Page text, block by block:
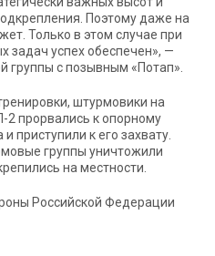
Поэтому даже на
Только в этом случае при
задач успех обеспечен», —
группы с позывным «Потап».
штурмовики на
прорвались к опорному
приступили к его захвату.
группы уничтожили
на местности.
Российской Федерации